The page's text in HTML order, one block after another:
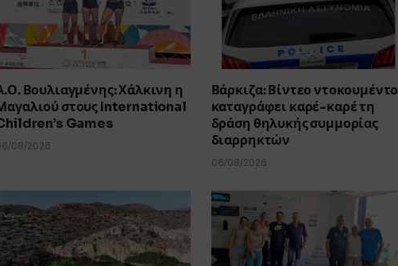
Βουλιαγμένης: Χάλκινη η
στους International
Games
08/2026
Βάρκιζα: Βίντεο ντοκουμέντο
καταγράφει καρέ-καρέ τη
δράση θηλυκής συμμορίας
διαρρηκτών
06/08/2026